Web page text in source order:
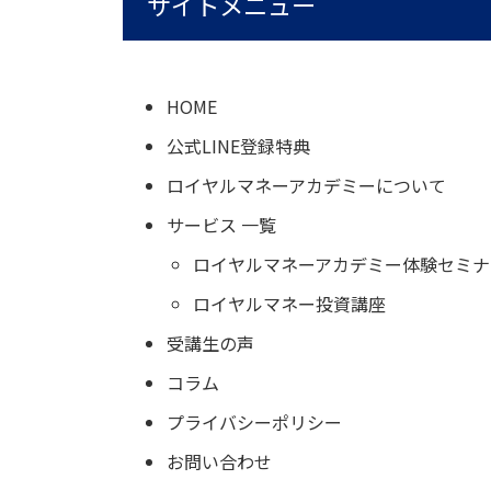
HOME
公式LINE登録特典
ロイヤルマネーアカデミーについて
サービス 一覧
ロイヤルマネーアカデミー体験セミ
ロイヤルマネー投資講座
受講生の声
コラム
プライバシーポリシー
お問い合わせ